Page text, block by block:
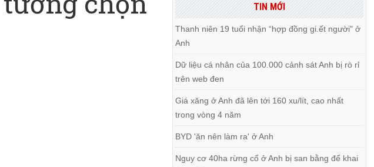
TIN MỚI
Thanh niên 19 tuổi nhận “hợp đồng gi.ết người" ở
Anh
Dữ liệu cá nhân của 100.000 cảnh sát Anh bị rò rỉ
trên web đen
Giá xăng ở Anh đã lên tới 160 xu/lít, cao nhất
trong vòng 4 năm
BYD 'ăn nên làm ra' ở Anh
Nguy cơ 40ha rừng cổ ở Anh bị san bằng để khai